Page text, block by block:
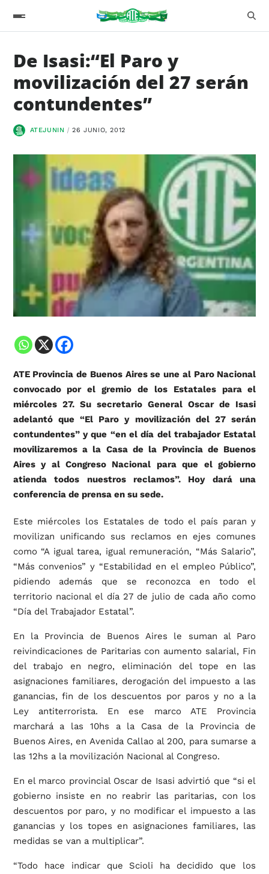
De Isasi:“El Paro y
movilización del 27 serán
contundentes”
ATEJUNIN 26 JUNIO, 2012
ATE Provincia de Buenos Aires se une al Paro Nacional
convocado por el gremio de los Estatales para el
miércoles 27. Su secretario General Oscar de Isasi
adelantó que “El Paro y movilización del 27 serán
contundentes” y que “en el día del trabajador Estatal
movilizaremos a la Casa de la Provincia de Buenos
Aires y al Congreso Nacional para que el gobierno
atienda todos nuestros reclamos”. Hoy dará una
conferencia de prensa en su sede.
Este miércoles los Estatales de todo el país paran y
movilizan unificando sus reclamos en ejes comunes
como “A igual tarea, igual remuneración, “Más Salario”,
“Más convenios” y “Estabilidad en el empleo Público”,
pidiendo además que se reconozca en todo el
territorio nacional el día 27 de julio de cada año como
“Día del Trabajador Estatal”.
En la Provincia de Buenos Aires le suman al Paro
reivindicaciones de Paritarias con aumento salarial, Fin
del trabajo en negro, eliminación del tope en las
asignaciones familiares, derogación del impuesto a las
ganancias, fin de los descuentos por paros y no a la
Ley antiterrorista. En ese marco ATE Provincia
marchará a las 10hs a la Casa de la Provincia de
Buenos Aires, en Avenida Callao al 200, para sumarse a
las 12hs a la movilización Nacional al Congreso.
En el marco provincial Oscar de Isasi advirtió que “si el
gobierno insiste en no reabrir las paritarias, con los
descuentos por paro, y no modificar el impuesto a las
ganancias y los topes en asignaciones familiares, las
medidas se van a multiplicar”.
“Todo hace indicar que Scioli ha decidido que los